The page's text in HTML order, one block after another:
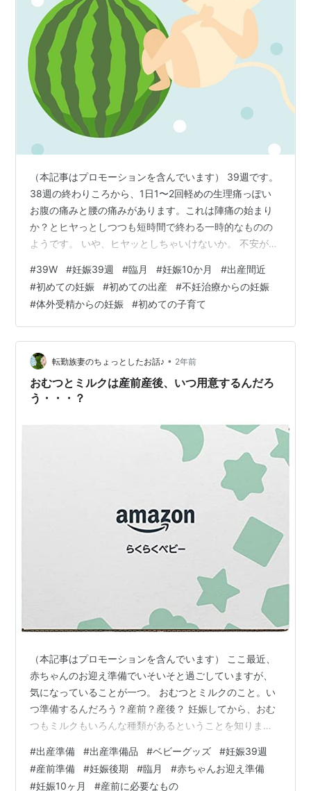
（本記事はプロモーションを含んでいます） 39週です。
38週の終わりころから、1日1〜2回軽めの生理痛っぽい
お腹の痛みと腰の痛みがあります。これは陣痛の始まり
か？とヒヤっとしつつも短時間で終わる一時的なものの
ようです。 いや、ヒヤッとしちゃいけないか。 不安が募
る！！！リラックス！！！と言い聞かせながら・・・(笑)
そして38週の半ばからの爆食。止まらない食欲。臨月に
入ってから一気に来た。 そして妊婦健診は14回目へ。助
成の券は14回目までなので、次以降は自費となります。
ってひどいよなぁって思う（笑） 最近色々考える。 妊娠
は病気じゃないって言…
#39W #妊娠39週 #臨月 #妊娠10か月 #出産間近
#初めての妊娠 #初めての出産 #不妊治療からの妊娠
#体外受精からの妊娠 #初めての子育て
転勤族妻のちょっとしたお話♪ • 2年前
おむつとミルクは産前産後、いつ用意するんだろ
う・・・？
（本記事はプロモーションを含んでいます） ここ最近、
赤ちゃんのお迎え準備でいそいそと過ごしていますが、
気になっていることが一つ。 おむつとミルクのこと。い
つ準備するんだろう？産前？産後？ 妊娠してから、おむ
つもミルクもいろんな種類があるということを知りまし
な？とか。ミルクは成分の違いとか、赤ちゃんの好き嫌
いがあるのかな？とか。 両方とも出産した病院と同じも
#出産準備 #出産準備品 #ベビーグッズ #妊娠39週
#産前準備 #妊娠後期 #臨月 #赤ちゃんお迎え準備
#妊娠10ヶ月 #産前に必要なもの